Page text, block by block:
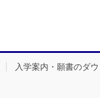
入学案内・願書のダ